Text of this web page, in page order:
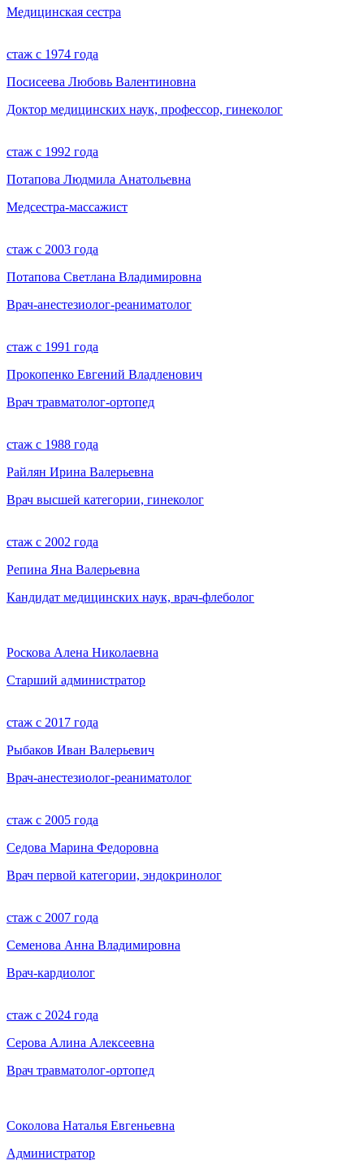
Медицинская сестра
стаж с 1974 года
Посисеева Любовь Валентиновна
Доктор медицинских наук, профессор, гинеколог
стаж с 1992 года
Потапова Людмила Анатольевна
Медсестра-массажист
стаж с 2003 года
Потапова Светлана Владимировна
Врач-анестезиолог-реаниматолог
стаж с 1991 года
Прокопенко Евгений Владленович
Врач травматолог-ортопед
стаж с 1988 года
Райлян Ирина Валерьевна
Врач высшей категории, гинеколог
стаж с 2002 года
Репина Яна Валерьевна
Кандидат медицинских наук, врач-флеболог
Роскова Алена Николаевна
Старший администратор
стаж с 2017 года
Рыбаков Иван Валерьевич
Врач-анестезиолог-реаниматолог
стаж с 2005 года
Седова Марина Федоровна
Врач первой категории, эндокринолог
стаж с 2007 года
Семенова Анна Владимировна
Врач-кардиолог
стаж с 2024 года
Серова Алина Алексеевна
Врач травматолог-ортопед
Соколова Наталья Евгеньевна
Администратор